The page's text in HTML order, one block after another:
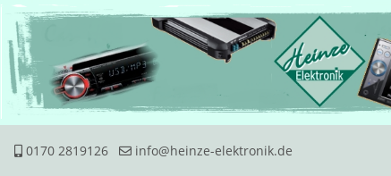
0170 2819126 info@heinze-elektronik.de